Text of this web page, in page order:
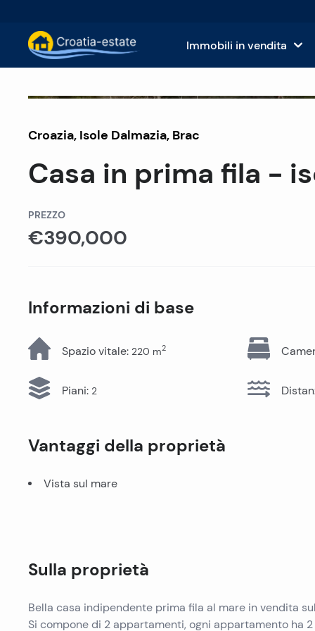
Immobili in vendita
Isole dalmate Immobili in vendita
Costa dalmata Immobili in vendita
Istria e Kvarner Immobili in vendita
Tutti gli immobili
Croazia, Isole Dalmazia, Brac
Casa in prima fila -
PREZZO
€390,000
Informazioni di base
Spazio vitale: 220 m2
Piani: 2
Vantaggi della proprietà
Vista sul mare
Sulla proprietà
Bella casa indipendente prima fila al mare in vendita
Si compone di 2 appartamenti, ogni appartamento ha